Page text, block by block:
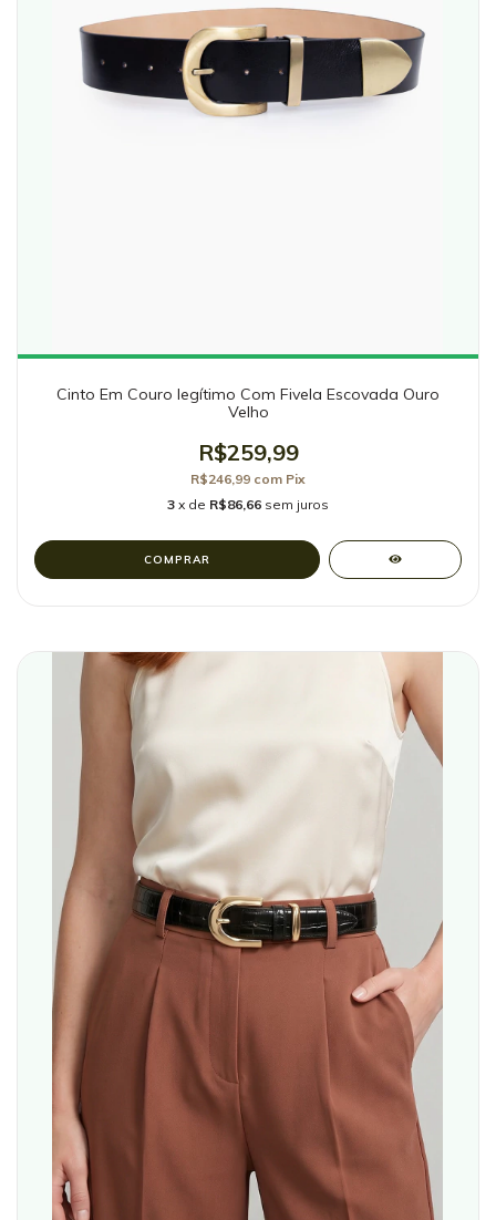
Cinto Em Couro legítimo Com Fivela Escovada Ouro
Velho
R$259,99
R$246,99 com Pix
3 x de R$86,66 sem juros
COMPRAR